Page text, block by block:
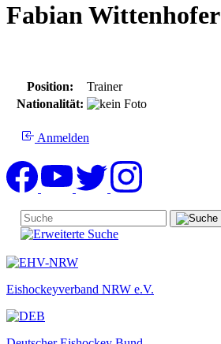
Fabian Wittenhofer
Position:
Trainer
Nationalität:
Anmelden
Eishockeyverband NRW e.V.